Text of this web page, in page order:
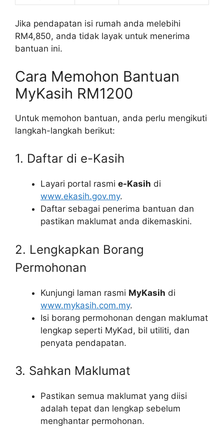
Jika pendapatan isi rumah anda melebihi
RM4,850, anda tidak layak untuk menerima
bantuan ini.
Cara Memohon Bantuan
MyKasih RM1200
Untuk memohon bantuan, anda perlu mengikuti
langkah-langkah berikut:
1. Daftar di e-Kasih
Layari portal rasmi e-Kasih di
www.ekasih.gov.my.
Daftar sebagai penerima bantuan dan
pastikan maklumat anda dikemaskini.
2. Lengkapkan Borang
Permohonan
Kunjungi laman rasmi MyKasih di
www.mykasih.com.my.
Isi borang permohonan dengan maklumat
lengkap seperti MyKad, bil utiliti, dan
penyata pendapatan.
3. Sahkan Maklumat
Pastikan semua maklumat yang diisi
adalah tepat dan lengkap sebelum
menghantar permohonan.